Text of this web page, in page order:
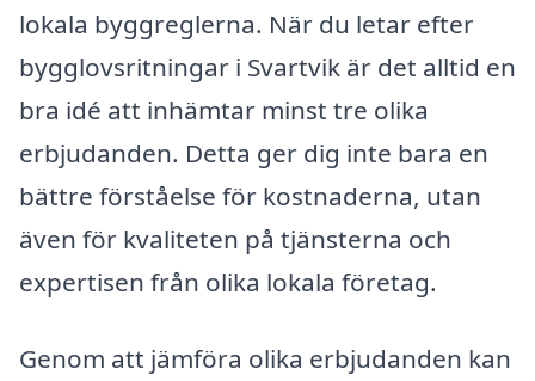
lokala byggreglerna. När du letar efter
bygglovsritningar i Svartvik är det alltid en
bra idé att inhämtar minst tre olika
erbjudanden. Detta ger dig inte bara en
bättre förståelse för kostnaderna, utan
även för kvaliteten på tjänsterna och
expertisen från olika lokala företag.
Genom att jämföra olika erbjudanden kan